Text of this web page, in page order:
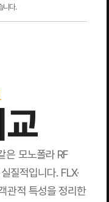
니다.
은 모노폴라 RF
질적입니다. FLX·
관적 특성을 정리한